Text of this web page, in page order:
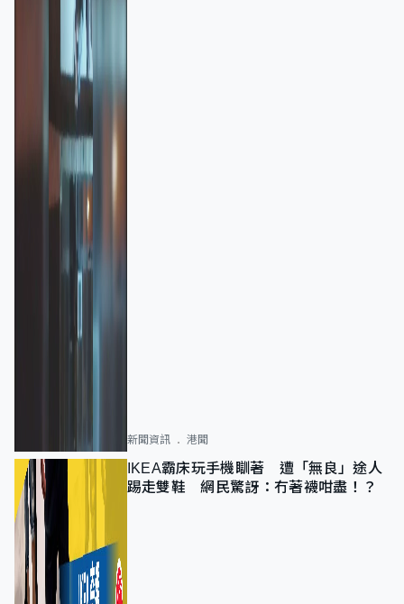
新聞資訊 港聞
IKEA霸床玩手機瞓著 遭「無良」途人
踢走雙鞋 網民驚訝：冇著襪咁盡！？